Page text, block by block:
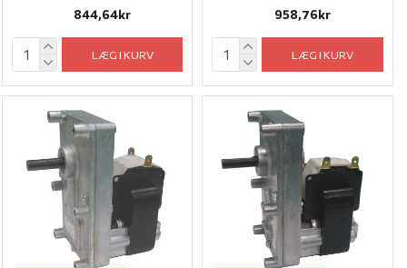
844,64kr
LÆG I KURV
958,76kr
LÆG I KURV